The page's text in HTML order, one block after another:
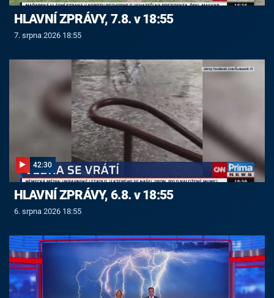
HLAVNÍ ZPRÁVY, 7.8. v 18:55
7. srpna 2026 18:55
42:30
HLAVNÍ ZPRÁVY, 6.8. v 18:55
6. srpna 2026 18:55